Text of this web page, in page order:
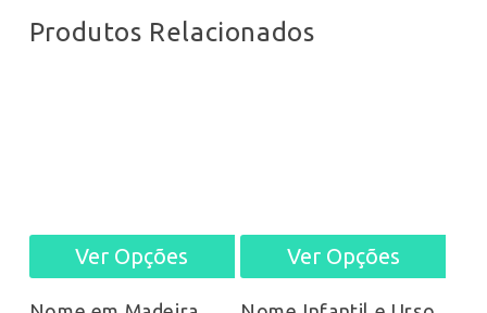
Produtos Relacionados
Ver Opções
product
Ver Opções